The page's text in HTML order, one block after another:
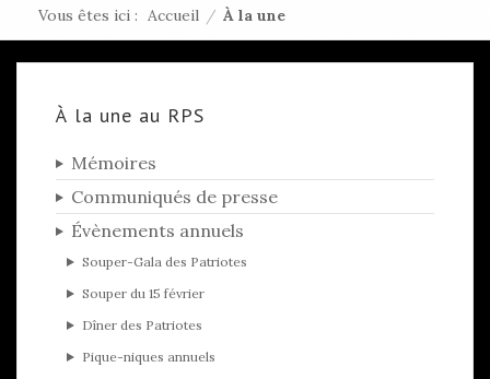
Vous êtes ici : Accueil / À la une
À la une au RPS
Mémoires
Communiqués de presse
Évènements annuels
Souper-Gala des Patriotes
Souper du 15 février
Dîner des Patriotes
Pique-niques annuels